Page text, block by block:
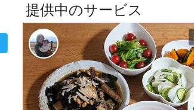
提供中のサービス